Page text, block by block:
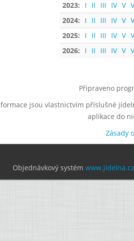
2023:
I II III IV V
2024:
I II III IV V
2025:
I II III IV V
2026:
I II III IV V
Připraveno
jsou vlastnictvím příslušné
aplikace do
Zásady
Objednávkový systém www.jidelna.cz